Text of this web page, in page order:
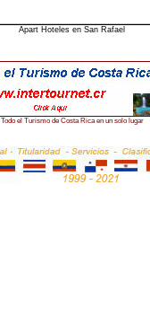
Apart Hoteles en San Rafael
Todo el Turismo de Costa Rica en un solo lugar